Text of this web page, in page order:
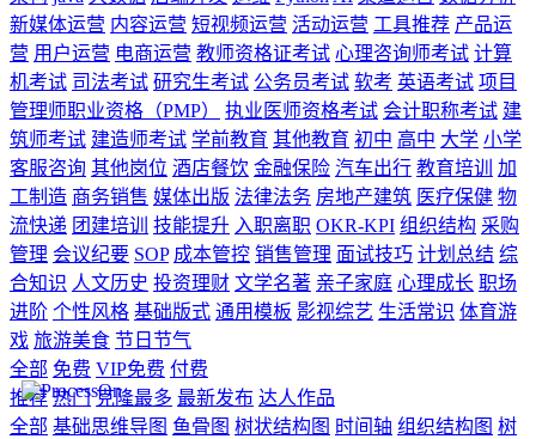
新媒体运营 内容运营 短视频运营 活动运营 工具推荐 产品运
营 用户运营 电商运营 教师资格证考试 心理咨询师考试 计算
机考试 司法考试 研究生考试 公务员考试 软考 英语考试 项目
管理师职业资格（PMP）
执业医师资格考试 会计职称考试 建
筑师考试 建造师考试 学前教育 其他教育 初中 高中 大学 小学
客服咨询 其他岗位 酒店餐饮 金融保险 汽车出行 教育培训
加
工制造 商务销售 媒体出版 法律法务 房地产建筑 医疗保健 物
流快递 团建培训 技能提升 入职离职 OKR-KPI 组织结构 采购
管理 会议纪要 SOP 成本管控 销售管理 面试技巧 计划总结 综
合知识 人文历史 投资理财 文学名著 亲子家庭 心理成长 职场
进阶 个性风格 基础版式 通用模板 影视综艺 生活常识 体育游
戏 旅游美食 节日节气
全部 免费 VIP免费 付费
推荐 热门 克隆最多 最新发布 达人作品
全部 基础思维导图 鱼骨图 树状结构图 时间轴 组织结构图 树